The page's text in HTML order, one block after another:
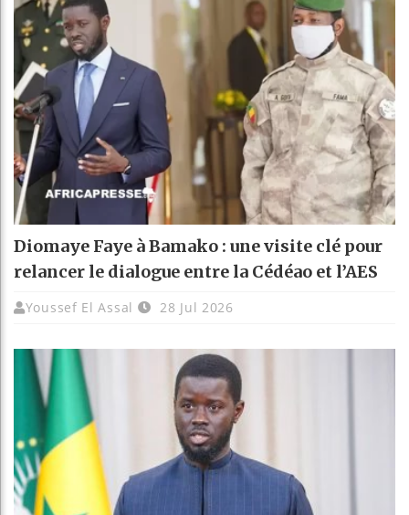
Diomaye Faye à Bamako : une visite clé pour
relancer le dialogue entre la Cédéao et l’AES
Youssef El Assal 28 Jul 2026